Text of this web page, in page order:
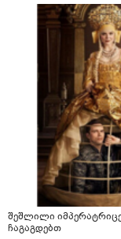
შეშლილი
ჩაგაგდებთ